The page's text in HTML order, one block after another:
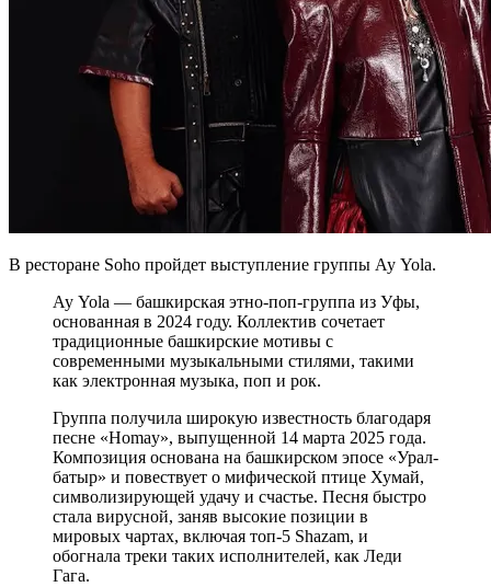
В ресторане Soho пройдет выступление группы Ay Yola.
Ay Yola — башкирская этно-поп-группа из Уфы,
основанная в 2024 году. Коллектив сочетает
традиционные башкирские мотивы с
современными музыкальными стилями, такими
как электронная музыка, поп и рок.
Группа получила широкую известность благодаря
песне «Homay», выпущенной 14 марта 2025 года.
Композиция основана на башкирском эпосе «Урал-
батыр» и повествует о мифической птице Хумай,
символизирующей удачу и счастье. Песня быстро
стала вирусной, заняв высокие позиции в
мировых чартах, включая топ-5 Shazam, и
обогнала треки таких исполнителей, как Леди
Гага.